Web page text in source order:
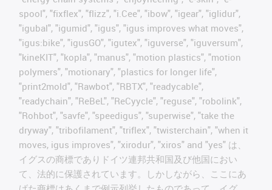
spool", "fixflex", "flizz", "i.Cee", "ibow", "igear", "iglidur",
"igubal", "igumid", "igus", "igus improves what moves",
"igus:bike", "igusGO", "igutex", "iguverse", "iguversum",
"kineKIT", "kopla", "manus", "motion plastics", "motion
polymers", "motionary", "plastics for longer life",
"print2mold", "Rawbot", "RBTX", "readycable",
"readychain", "ReBeL", "ReCyycle", "reguse", "robolink",
"Rohbot", "savfe", "speedigus", "superwise", "take the
dryway", "tribofilament", "triflex", "twisterchain", "when it
moves, igus improves", "xirodur", "xiros" and "yes" は、
イグスの商標でありドイツ連邦共和国及び他国におい
て、法的に保護されています。しかしながら、ここにあ